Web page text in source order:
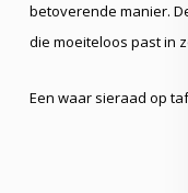
betoverende manier.
die moeiteloos past in
Een waar sieraad op